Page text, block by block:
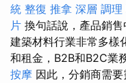
統 整復 推拿 深層 調
片 換句話說，產品銷
建築材料行業非常多樣
和租金，B2B和B2C業
按摩 因此，分銷商需